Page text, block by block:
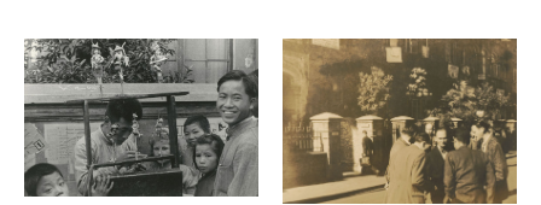
地。俄人的生活兩極：倉皇逃離的成了難民，有帶家
產者還可過著優渥的生活，他們大多接受過良好的教
育。張才照片裡的西方面孔雖然沒有特別區辨是哪一
國人，仍能見到他們過著兩極化的生活，像是：有女
士穿著毛皮大衣貴氣逼人，可〈白露的衣服〉裡的俄
羅斯男子在路邊兜售舊衣，另一張〈上海街頭〉擺攤